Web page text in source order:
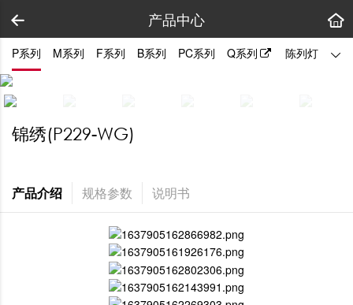
产品中心
P系列 M系列 F系列 B系列 PC系列 Q系列 陈列灯 拼
锦绣(P229-WG)
产品介绍 规格参数 说明书